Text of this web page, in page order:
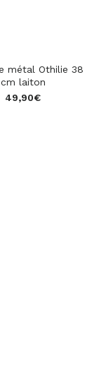
métal Othilie 38
cm laiton
49,90€